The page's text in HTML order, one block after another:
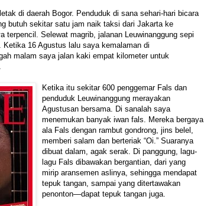
di daerah Bogor. Penduduk di sana sehari-hari bicara
butuh sekitar satu jam naik taksi dari Jakarta ke
terpencil. Selewat magrib, jalanan Leuwinanggung sepi
Ketika 16 Agustus lalu saya kemalaman di
malam saya jalan kaki empat kilometer untuk
Ketika itu sekitar 600 penggemar Fals dan
penduduk Leuwinanggung merayakan
Agustusan bersama. Di sanalah saya
menemukan banyak iwan fals. Mereka bergaya
ala Fals dengan rambut gondrong, jins belel,
memberi salam dan berteriak “Oi.” Suaranya
dibuat dalam, agak serak. Di panggung, lagu-
lagu Fals dibawakan bergantian, dari yang
mirip aransemen aslinya, sehingga mendapat
tepuk tangan, sampai yang ditertawakan
penonton—dapat tepuk tangan juga.